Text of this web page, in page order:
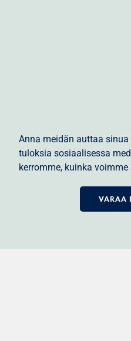
Anna meidän auttaa
tuloksia sosiaalisessa
kerromme, kuinka voimme
VARAA